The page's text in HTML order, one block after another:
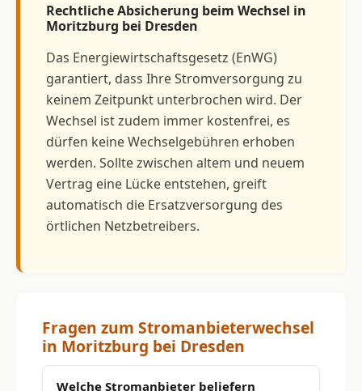
Rechtliche Absicherung beim Wechsel in
Moritzburg bei Dresden
Das Energiewirtschaftsgesetz (EnWG)
garantiert, dass Ihre Stromversorgung zu
keinem Zeitpunkt unterbrochen wird. Der
Wechsel ist zudem immer kostenfrei, es
dürfen keine Wechselgebühren erhoben
werden. Sollte zwischen altem und neuem
Vertrag eine Lücke entstehen, greift
automatisch die Ersatzversorgung des
örtlichen Netzbetreibers.
Fragen zum Stromanbieterwechsel
in Moritzburg bei Dresden
Welche Stromanbieter beliefern